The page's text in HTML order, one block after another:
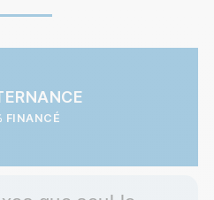
FINANCÉ